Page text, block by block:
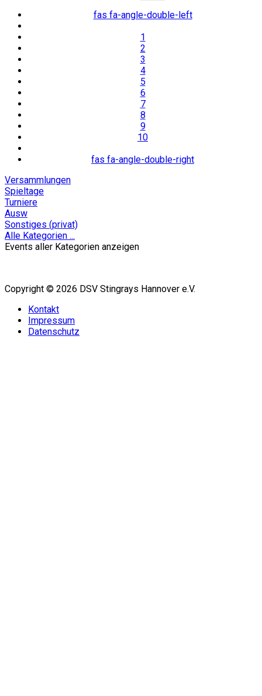
fas fa-angle-double-left
1
2
3
4
5
6
7
8
9
10
fas fa-angle-double-right
Versammlungen
Spieltage
Turniere
Ausw
Sonstiges (privat)
Alle Kategorien ...
Events aller Kategorien anzeigen
Copyright © 2026 DSV Stingrays Hannover e.V.
Kontakt
Impressum
Datenschutz